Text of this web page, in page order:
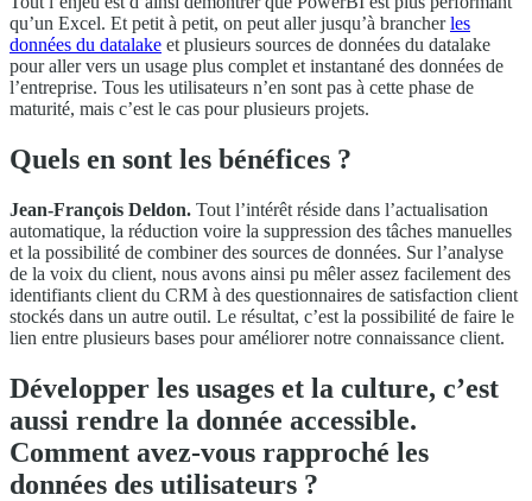
qu’un Excel. Et petit à petit, on peut aller jusqu’à brancherles
données du datalake et plusieurs sources de données du datalake
pour aller vers un usage plus complet et instantané des données de
l’entreprise. Tous les utilisateurs n’en sont pas à cette phase de
maturité, mais c’est le cas pour plusieurs projets.
Quels en sont les bénéfices ?
Jean-François Deldon. Tout l’intérêt réside dans l’actualisation
automatique, la réduction voire la suppression des tâches manuelles
et la possibilité de combiner des sources de données. Sur l’analyse
de la voix du client, nous avons ainsi pu mêler assez facilement des
identifiants client du CRM à des questionnaires de satisfaction client
stockés dans un autre outil. Le résultat, c’est la possibilité de faire le
lien entre plusieurs bases pour améliorer notre connaissance client.
Développer les usages et la culture, c’est
aussi rendre la donnée accessible.
Comment avez-vous rapproché les
données des utilisateurs ?